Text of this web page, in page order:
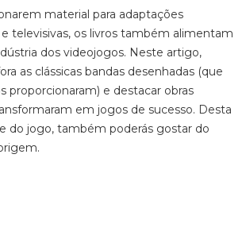
material para adaptações
televisivas, os livros também alimentam
dos videojogos. Neste artigo,
as clássicas bandas desenhadas (que
proporcionaram) e destacar obras
em jogos de sucesso. Desta
do jogo, também poderás gostar do